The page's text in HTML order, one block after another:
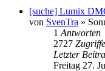
[suche] Lumix
von SvenTra »
1 Antworten
2727 Zugriffe
Letzter
Freitag 27.